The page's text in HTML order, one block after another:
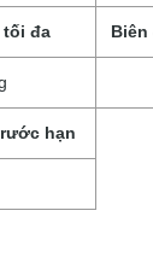
tối đa
hạn